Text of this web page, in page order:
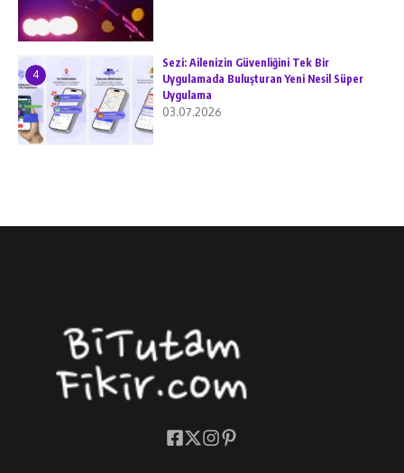
4
Sezi: Ailenizin Güvenliğini Tek Bir
Uygulamada Buluşturan Yeni Nesil Süper
Uygulama
03.07.2026